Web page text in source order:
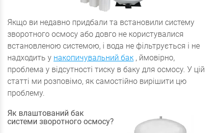
Якщо ви недавно придбали та встановили систему
зворотного осмосу або довго не користувалися
встановленою системою, і вода не фільтрується і не
надходить у накопичувальний бак , ймовірно,
проблема у відсутності тиску в баку для осмосу. У цій
статті ми розповімо, як самостійно вирішити цю
проблему.
Як влаштований бак
системи зворотного осмосу?